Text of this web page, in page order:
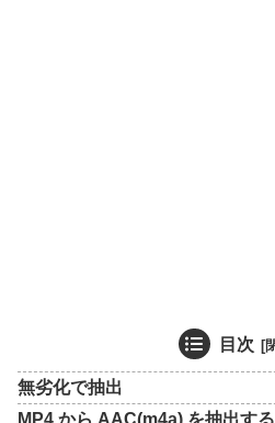
目次
無劣化で抽出